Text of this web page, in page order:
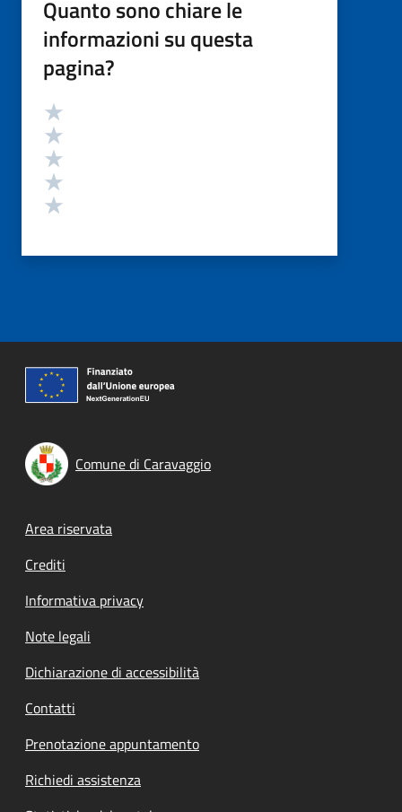
Quanto sono chiare le
informazioni su questa
pagina?
Valutazione
Comune di Caravaggio
Footer menu
Area riservata
Crediti
Informativa privacy
Note legali
Dichiarazione di accessibilità
Contatti
Prenotazione appuntamento
Richiedi assistenza